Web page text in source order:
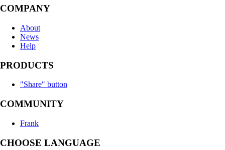
COMPANY
About
News
Help
PRODUCTS
"Share" button
COMMUNITY
Frank
CHOOSE LANGUAGE